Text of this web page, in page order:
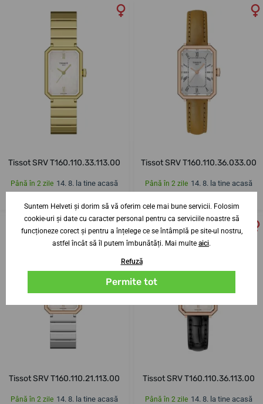
Tissot SRV T160.110.33.113.00
Până în 2 zile 14. 8. la tine acasă
Tissot SRV T160.110.36.033.00
Până în 2 zile 14. 8. la tine acasă
Tissot SRV T160.110.21.113.00
Până în 2 zile 14. 8. la tine acasă
Tissot SRV T160.110.36.113.00
Până în 2 zile 14. 8. la tine acasă
Suntem Helveti și dorim să vă oferim cele mai bune servicii. Folosim
cookie-uri și date cu caracter personal pentru ca serviciile noastre să
funcționeze corect și pentru a înțelege ce se întâmplă pe site-ul nostru,
astfel încât să îl putem îmbunătăți. Mai multe aici.
Refuză
Permite tot